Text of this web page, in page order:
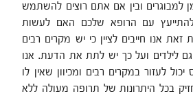
ובין אם אתם רוצים להשתמש
עם הרופא שלכם האם לעשות
אנו חייבים לציין כי יש מקרים רבים
לילדים ועל כך יש לתת את הדעת. אנו
יכול לעזור במקרים רבים ומכיוון שאין לו
בכל היתרונות של תרופה מעולה ללא